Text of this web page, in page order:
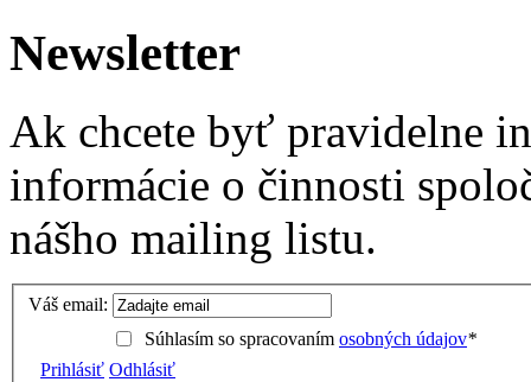
Newsletter
Ak chcete byť pravidelne
informácie o činnosti
nášho mailing listu.
Váš email:
Súhlasím so spracovaním osobných údajov*
Prihlásiť Odhlásiť